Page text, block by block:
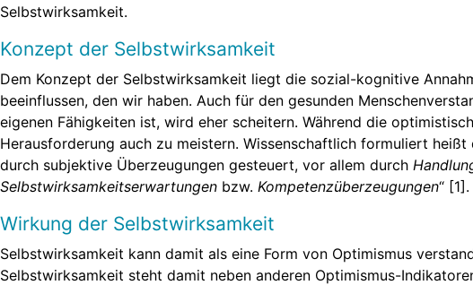
Selbstwirksamkeit.
Konzept der Selbstwirksamkeit
Dem Konzept der Selbstwirksamkeit liegt die sozial-kognitive
beeinflussen, den wir haben. Auch für den gesunden
eigenen Fähigkeiten ist, wird eher scheitern. Während die
Herausforderung auch zu meistern. Wissenschaftlich formuliert
durch subjektive Überzeugungen gesteuert, vor allem durch
Selbstwirksamkeitserwartungen bzw. Kompetenzüberzeugungen“ [1].
Wirkung der Selbstwirksamkeit
Selbstwirksamkeit kann damit als eine Form von Optimismus
Selbstwirksamkeit steht damit neben anderen Optimismus-